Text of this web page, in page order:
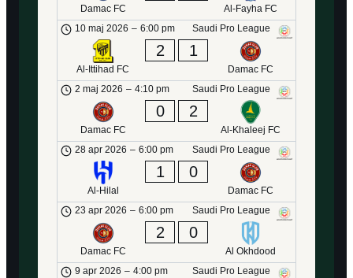
Damac FC
Al-Fayha FC
Saudi Pro League
10 maj 2026 – 6:00 pm
Al-Ittihad FC
2 1
Damac FC
Saudi Pro League
2 maj 2026 – 4:10 pm
Damac FC
0 2
Al-Khaleej FC
Saudi Pro League
28 apr 2026 – 6:00 pm
Al-Hilal
1 0
Damac FC
Saudi Pro League
23 apr 2026 – 6:00 pm
Damac FC
2 0
Al Okhdood
Saudi Pro League
9 apr 2026 – 4:00 pm